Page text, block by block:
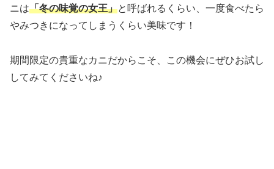
ニは「冬の味覚の女王」と呼ばれるくらい、一度食べたら
やみつきになってしまうくらい美味です！
期間限定の貴重なカニだからこそ、この機会にぜひお試し
してみてくださいね♪